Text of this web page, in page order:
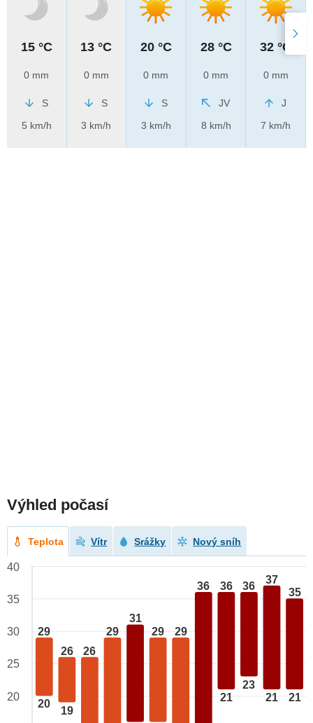
15 °C
0 mm
S
5 km/h
13 °C
0 mm
S
3 km/h
20 °C
0 mm
S
3 km/h
28 °C
0 mm
JV
8 km/h
32 °C
0 mm
J
7 km/h
Výhled počasí
Teplota Vítr Srážky Nový sníh
29
20
26
19
26
29
31
29 29
36 36
21
36
23
37
21
35
21
40
35
30
25
20